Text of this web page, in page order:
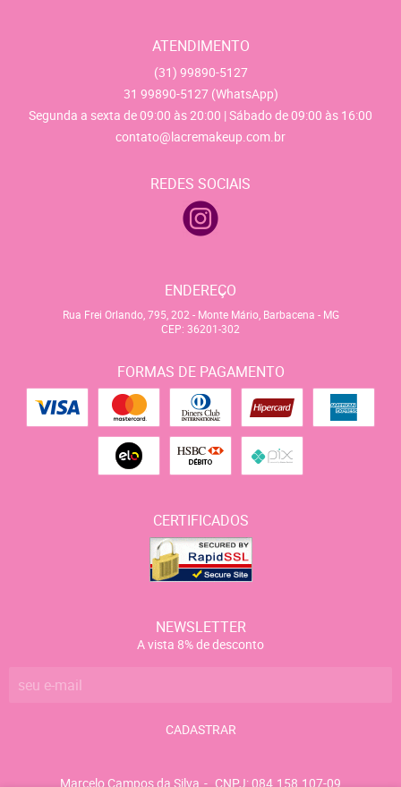
ATENDIMENTO
(31) 99890-5127
31 99890-5127 (WhatsApp)
Segunda a sexta de 09:00 às 20:00 | Sábado de 09:00 às 16:00
contato@lacremakeup.com.br
REDES SOCIAIS
ENDEREÇO
Rua Frei Orlando, 795, 202 - Monte Mário, Barbacena - MG
CEP: 36201-302
FORMAS DE PAGAMENTO
CERTIFICADOS
NEWSLETTER
A vista 8% de desconto
CADASTRAR
Marcelo Campos da Silva CNPJ: 084.158.107-09